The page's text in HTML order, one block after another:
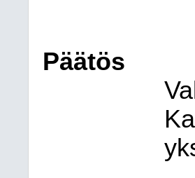
Päätös